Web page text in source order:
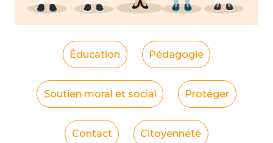
Éducation Pédagogie
Soutien moral et social Protéger
Contact Citoyenneté